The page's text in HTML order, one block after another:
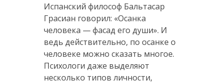
Испанский философ Бальтасар
Грасиан говорил: «Осанка
человека — фасад его души». И
ведь действительно, по осанке о
человеке можно сказать многое.
Психологи даже выделяют
несколько типов личности,